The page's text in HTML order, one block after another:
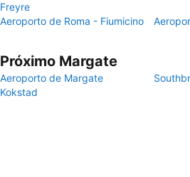
Freyre
Aeroporto de Roma - Fiumicino
Próximo Margate
Aeroporto de Margate
Kokstad